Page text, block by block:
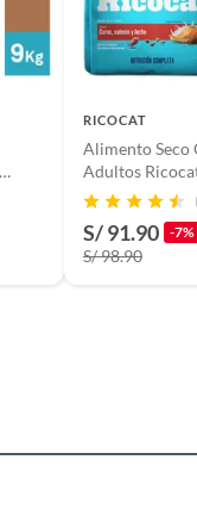
Alimento Seco
RICOCAT
Alimento Seco
Adultos
Salmón Leche
S/ 91.90 -7%
S/ 98.90